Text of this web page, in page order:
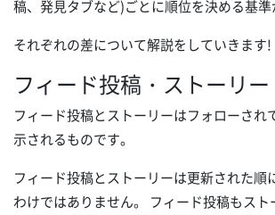
稿、発見タブなど)ごとに順位を決める基準
それぞれの差について解説をしていきます!
フィード投稿・ストーリー
フィード投稿とストーリーはフォローされ
示されるものです。
フィード投稿とストーリーは更新された順
わけではありません。 フィード投稿もスト